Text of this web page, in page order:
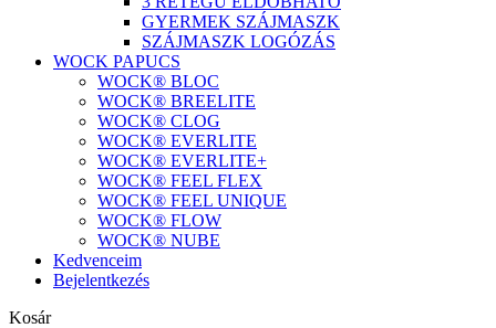
GYERMEK SZÁJMASZK
SZÁJMASZK LOGÓZÁS
WOCK PAPUCS
WOCK® BLOC
WOCK® BREELITE
WOCK® CLOG
WOCK® EVERLITE
WOCK® EVERLITE+
WOCK® FEEL FLEX
WOCK® FEEL UNIQUE
WOCK® FLOW
WOCK® NUBE
Kedvenceim
Bejelentkezés
Kosár